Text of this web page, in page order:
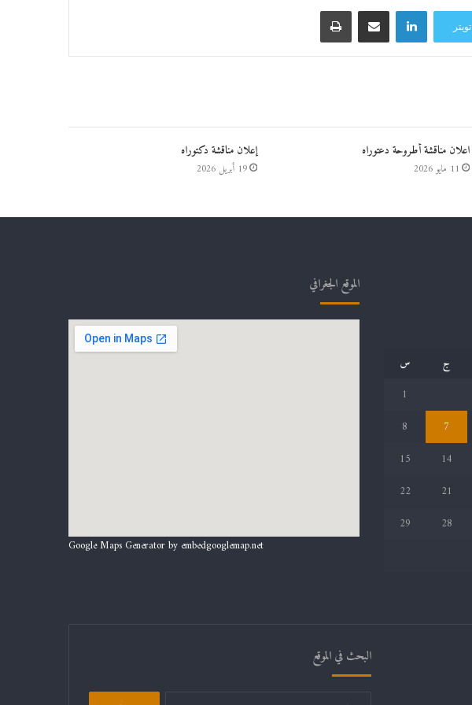
تويتر
لينكدإن مشاركة عبر البريد طباعة
اعلان مناقشة أطروحة دعتوراه
11 مايو 2026
إعلان مناقشة دكتوراه
19 أبريل 2026
ج
س
1
7
8
14
15
21
22
28
29
الموقع الجغرافي
Google Maps Generator by embedgooglemap.net
البحث في الموقع
البحث